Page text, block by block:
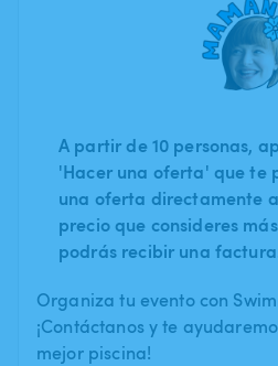
A partir de 10 personas,
'Hacer una oferta' que te
una oferta directamente
precio que consideres
podrás recibir una
Organiza tu evento con
¡Contáctanos y te
mejor piscina!